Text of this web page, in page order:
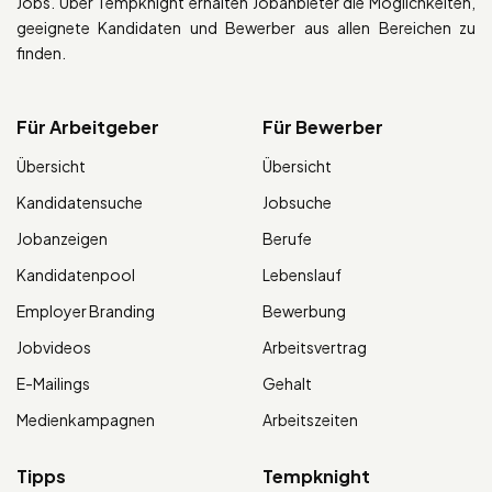
geeignete Kandidaten und Bewerber aus allen Bereichen zu
finden.
Für Arbeitgeber
Übersicht
Kandidatensuche
Jobanzeigen
Kandidatenpool
Employer Branding
Jobvideos
E-Mailings
Medienkampagnen
Für Bewerber
Übersicht
Jobsuche
Berufe
Lebenslauf
Bewerbung
Arbeitsvertrag
Gehalt
Arbeitszeiten
Tipps Tempknight